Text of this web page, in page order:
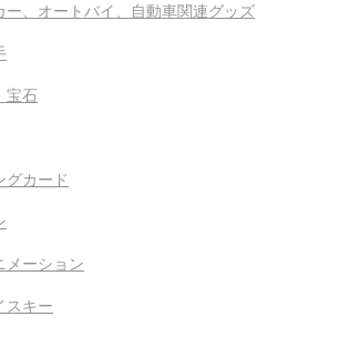
ー、オートバイ、自動車関連グッズ
宝石
グカード
メーション
スキー